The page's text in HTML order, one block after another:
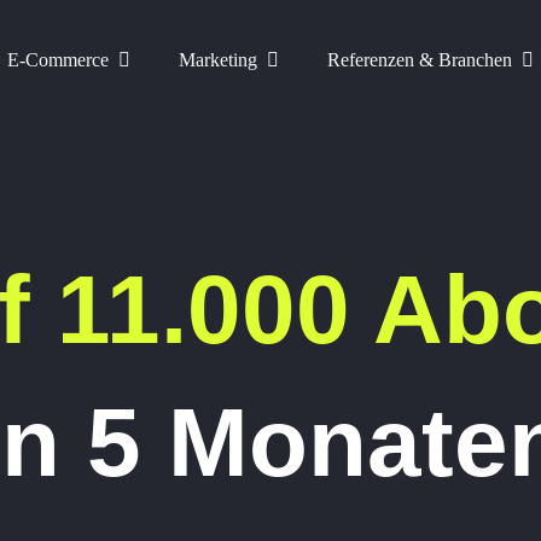
E-Commerce Marketing Referenzen & Branchen
11.000
5